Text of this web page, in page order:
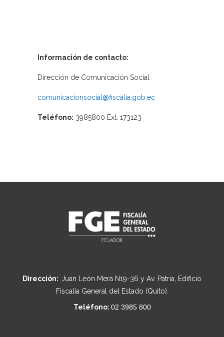
Información de contacto:
Dirección de Comunicación Social
comunicacionsocial@fiscalia.gob.ec
Teléfono: 3985800 Ext. 173123
Dirección: Juan León Mera N19-36 y Av. Patria, Edificio
Fiscalía General del Estado (Quito).
Teléfono: 02 3985 800